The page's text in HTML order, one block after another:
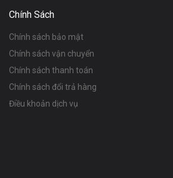
Chính Sách
Chính sách bảo mật
Chính sách vận chuyển
Chính sách thanh toán
Chính sách đổi trả hàng
Điều khoản dịch vụ